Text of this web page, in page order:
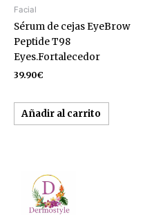
Facial
Sérum de cejas EyeBrow
Peptide T98
Eyes.Fortalecedor
39.90€
Añadir al carrito